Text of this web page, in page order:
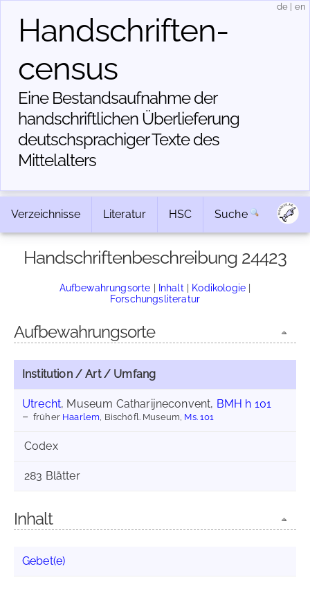
Handschriften­
census
Eine Bestandsaufnahme der
handschriftlichen Über­lieferung
deutschsprachiger Texte des
Mittelalters
de en
Verzeichnisse Literatur HSC Suche
Handschriftenbeschreibung 24423
Aufbewahrungsorte | Inhalt | Kodikologie |
Forschungsliteratur
Aufbewahrungsorte
Institution / Art / Umfang
Utrecht, Museum Catharijneconvent, BMH h 101
früher Haarlem , Bischöfl. Museum, Ms. 101
Codex
283 Blätter
Inhalt
Gebet(e)